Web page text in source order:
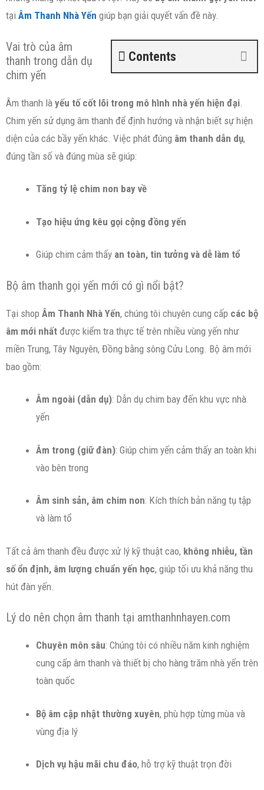
tại Âm Thanh Nhà Yến giúp bạn giải quyết vấn đề này.
Contents
Vai trò của âm
thanh trong dẫn dụ
chim yến
Âm thanh là yếu tố cốt lõi trong mô hình nhà yến hiện đại
Chim yến sử dụng âm thanh để định hướng và nhận biết sự hiện
diện của các bầy yến khác. Việc phát đúng âm thanh dẫn dụ,
đúng tần số và đúng mùa sẽ giúp:
Tăng tỷ lệ chim non bay về
Tạo hiệu ứng kêu gọi cộng đồng yến
Giúp chim cảm thấy an toàn, tin tưởng và dễ làm tổ
Bộ âm thanh gọi yến mới có gì nổi bật?
Tại shop Âm Thanh Nhà Yến, chúng tôi chuyên cung cấp các bộ
âm mới nhất được kiểm tra thực tế trên nhiều vùng yến như
miền Trung, Tây Nguyên, Đồng bằng sông Cửu Long. Bộ âm mới
bao gồm:
Âm ngoài (dẫn dụ): Dẫn dụ chim bay đến khu vực nhà
yến
Âm trong (giữ đàn): Giúp chim yến cảm thấy an toàn khi
vào bên trong
Âm sinh sản, âm chim non: Kích thích bản năng tụ tập
và làm tổ
Tất cả âm thanh đều được xử lý kỹ thuật cao, không nhiễu, tần
số ổn định, âm lượng chuẩn yến học, giúp tối ưu khả năng thu
hút đàn yến.
Lý do nên chọn âm thanh tại amthanhnhayen.com
Chuyên môn sâu: Chúng tôi có nhiều năm kinh nghiệm
cung cấp âm thanh và thiết bị cho hàng trăm nhà yến trên
toàn quốc
Bộ âm cập nhật thường xuyên, phù hợp từng mùa và
vùng địa lý
Dịch vụ hậu mãi chu đáo, hỗ trợ kỹ thuật trọn đời